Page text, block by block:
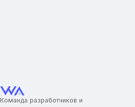
Команда разработчиков и